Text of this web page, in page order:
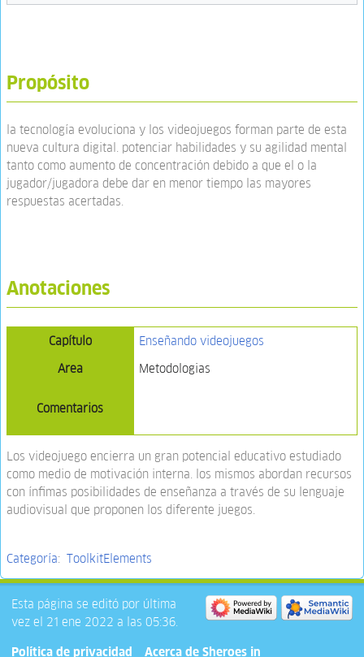
Propósito
la tecnología evoluciona y los videojuegos forman parte de esta
nueva cultura digital. potenciar habilidades y su agilidad mental
tanto como aumento de concentración debido a que el o la
jugador/jugadora debe dar en menor tiempo las mayores
respuestas acertadas.
Anotaciones
Capítulo
Enseñando videojuegos
Area
Metodologias
Comentarios
Los videojuego encierra un gran potencial educativo estudiado
como medio de motivación interna. los mismos abordan recursos
con ínfimas posibilidades de enseñanza a través de su lenguaje
audiovisual que proponen los diferente juegos.
Categoría: ToolkitElements
Esta página se editó por última
vez el 21 ene 2022 a las 05:36.
Política de privacidad
Acerca de Sheroes in